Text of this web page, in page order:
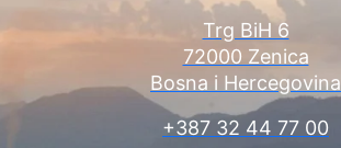
Trg BiH 6
72000 Zenica
Bosna i Hercegovina
+387 32 44 77 00